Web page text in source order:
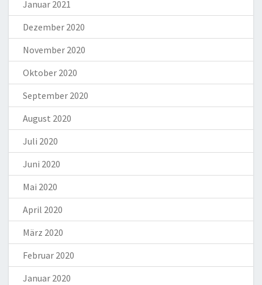
Januar 2021
Dezember 2020
November 2020
Oktober 2020
September 2020
August 2020
Juli 2020
Juni 2020
Mai 2020
April 2020
März 2020
Februar 2020
Januar 2020